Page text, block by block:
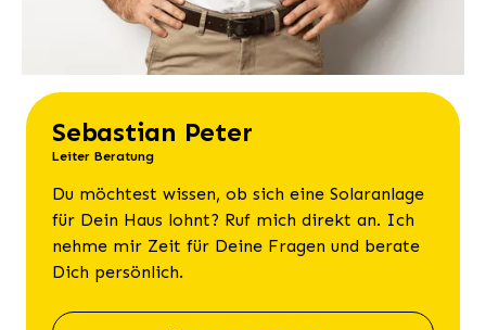
Sebastian Peter
Leiter Beratung
Du möchtest wissen, ob sich eine Solaranlage
für Dein Haus lohnt? Ruf mich direkt an. Ich
nehme mir Zeit für Deine Fragen und berate
Dich persönlich.